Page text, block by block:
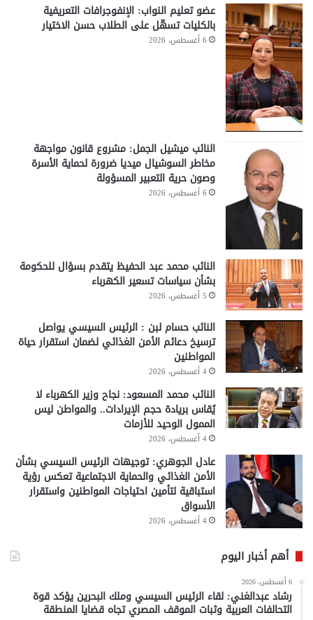
عضو تعليم النواب: الإنفوجرافات التعريفية
بالكليات تسهّل على الطلاب حسن الاختيار
6 أغسطس، 2026
النائب ميشيل الجمل: مشروع قانون مواجهة
مخاطر السوشيال ميديا ضرورة لحماية الأسرة
وصون حرية التعبير المسؤولة
6 أغسطس، 2026
النائب محمد عبد الحفيظ يتقدم بسؤال للحكومة
بشأن سياسات تسعير الكهرباء
5 أغسطس، 2026
النائب حسام لبن : الرئيس السيسي يواصل
ترسيخ دعائم الأمن الغذائي لضمان استقرار حياة
المواطنين
4 أغسطس، 2026
النائب محمد المسعود: نجاح وزير الكهرباء لا
يُقاس بريادة حجم الإيرادات.. والمواطن ليس
الممول الوحيد للأزمات
4 أغسطس، 2026
عادل الجوهري: توجيهات الرئيس السيسي بشأن
الأمن الغذائي والحماية الاجتماعية تعكس رؤية
استباقية لتأمين احتياجات المواطنين واستقرار
الأسواق
4 أغسطس، 2026
أهم أخبار اليوم
6 أغسطس، 2026
رشاد عبدالغني: لقاء الرئيس السيسي وملك البحرين يؤكد قوة
التحالفات العربية وثبات الموقف المصري تجاه قضايا المنطقة